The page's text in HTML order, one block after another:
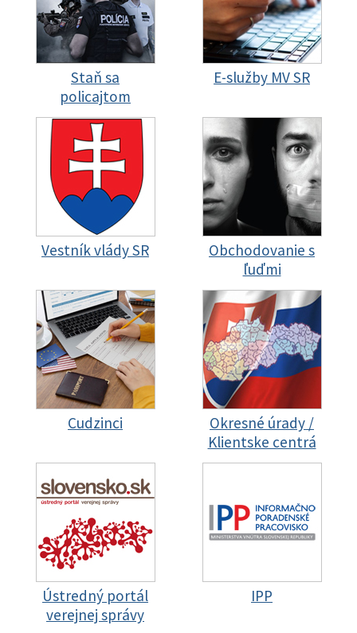
Staň sa
policajtom
E-služby MV SR
Vestník vlády SR
Obchodovanie s
ľuďmi
Cudzinci
Okresné úrady /
Klientske centrá
Ústredný portál
verejnej správy
IPP